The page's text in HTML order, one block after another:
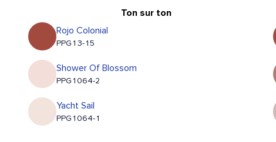
Ton sur ton
Rojo Colonial
PPG13-15
Shower Of Blossom
PPG1064-2
Yacht Sail
PPG1064-1